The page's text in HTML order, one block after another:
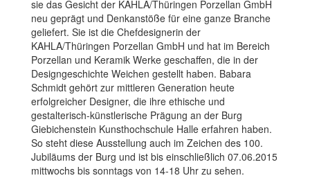
sie das Gesicht der KAHLA/Thüringen Porzellan GmbH
neu geprägt und Denkanstöße für eine ganze Branche
geliefert. Sie ist die Chefdesignerin der
KAHLA/Thüringen Porzellan GmbH und hat im Bereich
Porzellan und Keramik Werke geschaffen, die in der
Designgeschichte Weichen gestellt haben. Babara
Schmidt gehört zur mittleren Generation heute
erfolgreicher Designer, die ihre ethische und
gestalterisch-künstlerische Prägung an der Burg
Giebichenstein Kunsthochschule Halle erfahren haben.
So steht diese Ausstellung auch im Zeichen des 100.
Jubiläums der Burg und ist bis einschließlich 07.06.2015
mittwochs bis sonntags von 14-18 Uhr zu sehen.